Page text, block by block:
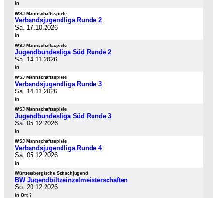
in
WSJ Mannschaftsspiele
Verbandsjugendliga Runde 2
Sa. 17.10.2026
in
WSJ Mannschaftsspiele
Jugendbundesliga Süd Runde 2
Sa. 14.11.2026
in
WSJ Mannschaftsspiele
Verbandsjugendliga Runde 3
Sa. 14.11.2026
in
WSJ Mannschaftsspiele
Jugendbundesliga Süd Runde 3
Sa. 05.12.2026
in
WSJ Mannschaftsspiele
Verbandsjugendliga Runde 4
Sa. 05.12.2026
in
Württembergische Schachjugend
BW Jugendbiltzeinzelmeisterschaften
So. 20.12.2026
in Ort ?